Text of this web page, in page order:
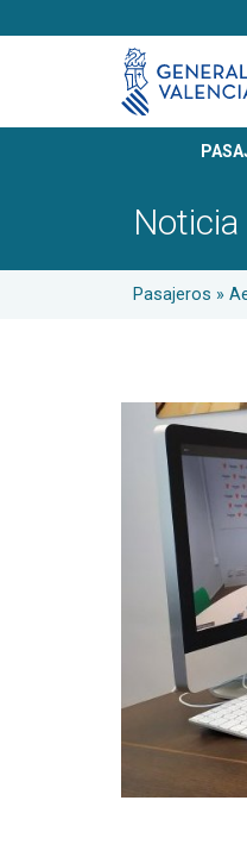
Noticia
Pasajeros »